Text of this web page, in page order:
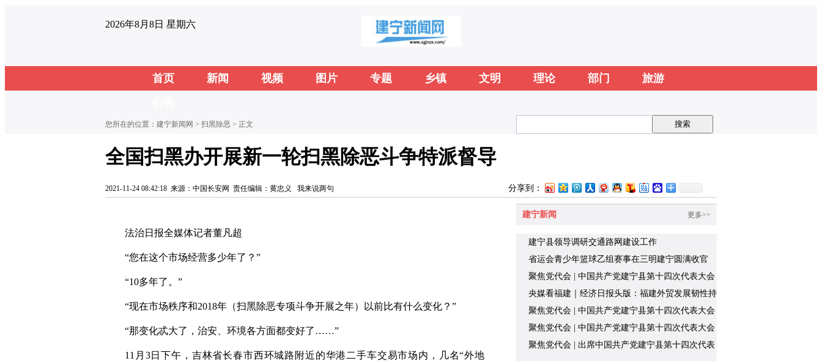
2026年8月8日 星期六
首页 新闻 视频 图片 专题 乡镇 文明 理论 部门
旅游
您所在的位置： 建宁新闻网 > 扫黑除恶 > 正文
全国扫黑办开展新一轮扫黑除恶斗争特派督导
2021-11-24 08:42:18 来源：中国长安网 责任编辑：黄忠义 我来说两句 分享到：
法治日报全媒体记者董凡超
“您在这个市场经营多少年了？”
“10多年了。”
“现在市场秩序和2018年（扫黑除恶专项斗争开展之年）以前比有什么变化？”
“那变化忒大了，治安、环境各方面都变好了……”
11月3日下午，吉林省长春市西环城路附近的华港二手车交易市场内，几名“外地
更多>>
建宁新闻
建宁县领导调研交通路网建设工作
省运会青少年篮球乙组赛事在三明建宁圆满收官
聚焦党代会 | 中国共产党建宁县第十四次代表大会
胜利闭幕
央媒看福建｜经济日报头版：福建外贸发展韧性持
续显现
聚焦党代会 | 中国共产党建宁县第十四次代表大会
开幕
聚焦党代会 | 中国共产党建宁县第十四次代表大会
预备会议召开
聚焦党代会 | 出席中国共产党建宁县第十四次代表